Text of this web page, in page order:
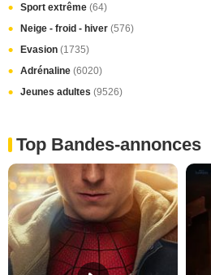
Sport extrême (64)
Neige - froid - hiver (576)
Evasion (1735)
Adrénaline (6020)
Jeunes adultes (9526)
Top Bandes-annonces